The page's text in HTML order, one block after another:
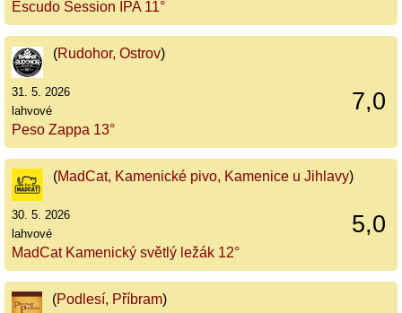
Escudo Session IPA 11°
(Rudohor, Ostrov)
7,0
31. 5. 2026
lahvové
Peso Zappa 13°
(MadCat, Kamenické pivo, Kamenice u Jihlavy)
5,0
30. 5. 2026
lahvové
MadCat Kamenický světlý ležák 12°
(Podlesí, Příbram)